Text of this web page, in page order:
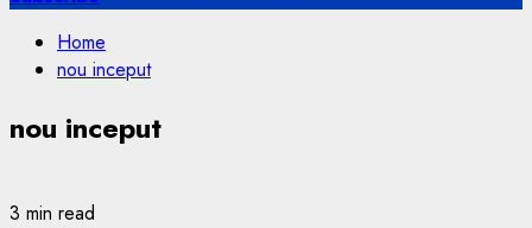
Home
nou inceput
nou inceput
3 min read